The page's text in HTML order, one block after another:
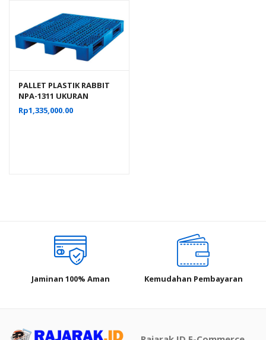
PALLET PLASTIK RABBIT
NPA-1311 UKURAN
130x110x16 CM, JUAL
HARGA BERSAING
Rp1,335,000.00
Jaminan 100% Aman Kemudahan Pembayaran